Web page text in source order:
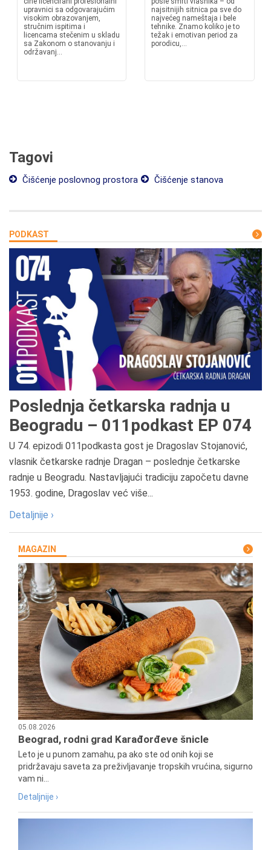
upravnici sa odgovarajućim
visokim obrazovanjem,
stručnim ispitima i
licencama stečenim u skladu
sa Zakonom o stanovanju i
održavanj...
najsitnijih sitnica pa sve do
najvećeg nameštaja i bele
tehnike. Znamo koliko je to
težak i emotivan period za
porodicu,...
Tagovi
Čišćenje poslovnog prostora Čišćenje stanova
PODKAST
Poslednja četkarska radnja u
Beogradu – 011podkast EP 074
U 74. epizodi 011podkasta gost je Dragoslav Stojanović,
vlasnik četkarske radnje Dragan – poslednje četkarske
radnje u Beogradu. Nastavljajući tradiciju započetu davne
1953. godine, Dragoslav već više...
Detaljnije ›
MAGAZIN
05.08.2026
Beograd, rodni grad Karađorđeve šnicle
Leto je u punom zamahu, pa ako ste od onih koji se
pridržavaju saveta za preživljavanje tropskih vrućina, sigurno
vam ni...
Detaljnije ›